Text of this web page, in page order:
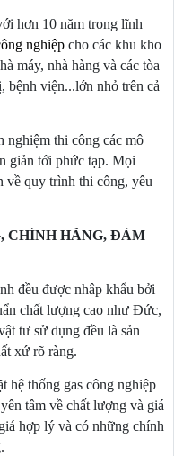
hơn 10 năm trong lĩnh
nghiệp cho các khu kho
máy, nhà hàng và các tòa
bệnh viện...lớn nhỏ trên cả
thi công các mô
giản tới phức tạp. Mọi
về quy trình thi công, yêu
CHÍNH HÃNG, ĐẢM
đều được nhâp khẩu bởi
chất lượng cao như Đức,
tư sử dụng đều là sản
xứ rõ ràng.
hệ thống gas công nghiệp
tâm về chất lượng và giá
hợp lý và có những chính